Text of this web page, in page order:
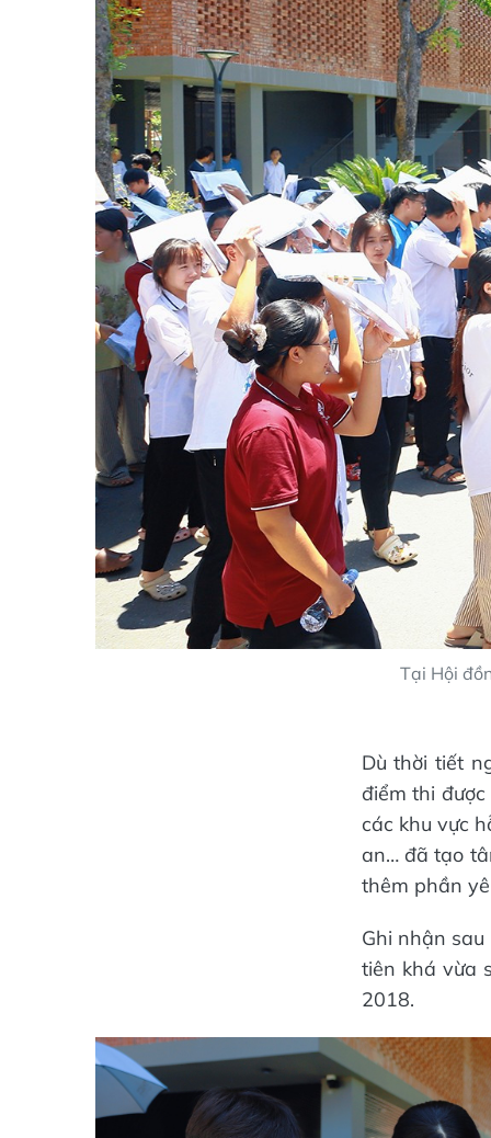
Tại Hội
Dù thời tiết
điểm thi
các khu vực
an… đã tạo
thêm phần
Ghi nhận
tiên khá vừa
2018.